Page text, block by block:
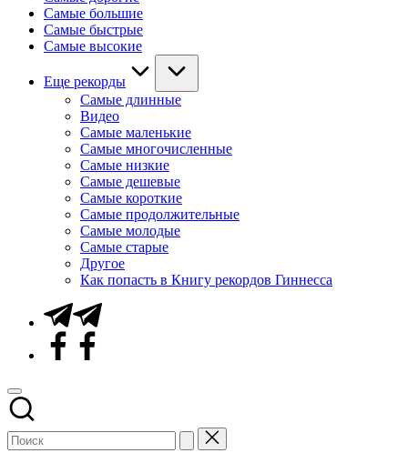
Самые большие
Самые быстрые
Самые высокие
Еще рекорды
Самые длинные
Видео
Самые маленькие
Самые многочисленные
Самые низкие
Самые дешевые
Самые короткие
Самые продолжительные
Самые молодые
Самые старые
Другое
Как попасть в Книгу рекордов Гиннесса
Telegram
Facebook